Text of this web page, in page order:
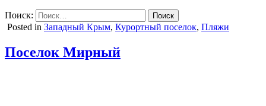
Поиск:
Posted in Западный Крым, Курортный поселок, Пляжи
Поселок Мирный